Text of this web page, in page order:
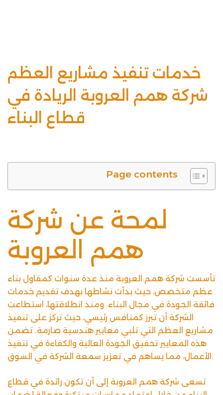
خدمات تنفيذ مشاريع العظم
شركة همم العروبة الريادة في
قطاع البناء
Page contents
لمحة عن شركة
همم العروبة
تأسست شركة همم العروبة منذ عدة سنوات كمقاول بناء
عظم متخصص، حيث بدأت نشاطها بهدف تقديم خدمات
فائقة الجودة في مجال البناء. ومنذ انطلاقتها، استطاعت
الشركة أن تبرز كمنافس رئيسي، حيث تركز على تنفيذ
مشاريع العظم التي تلبي معايير هندسية صارمة. تضمن
هذه المعايير تحقيق الجودة العالية والكفاءة في تنفيذ
الأعمال، مما يساهم في تعزيز سمعة الشركة في السوق.
تسعى شركة همم العروبة إلى أن تكون رائدة في قطاع